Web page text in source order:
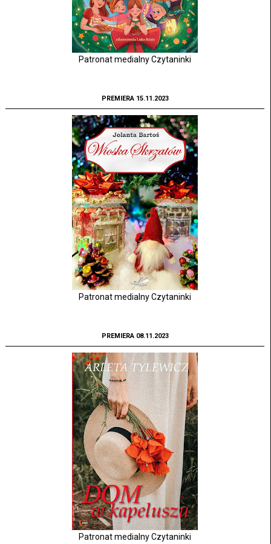
Patronat medialny Czytaninki
PREMIERA 15.11.2023
Patronat medialny Czytaninki
PREMIERA 08.11.2023
Patronat medialny Czytaninki